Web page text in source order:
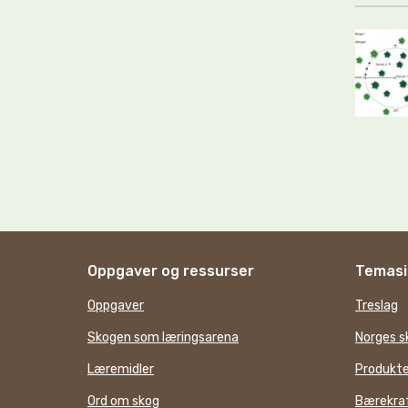
Oppgaver og ressurser
Oppgaver
Skogen som læringsarena
Læremidler
Ord om skog
Treslag
Norges